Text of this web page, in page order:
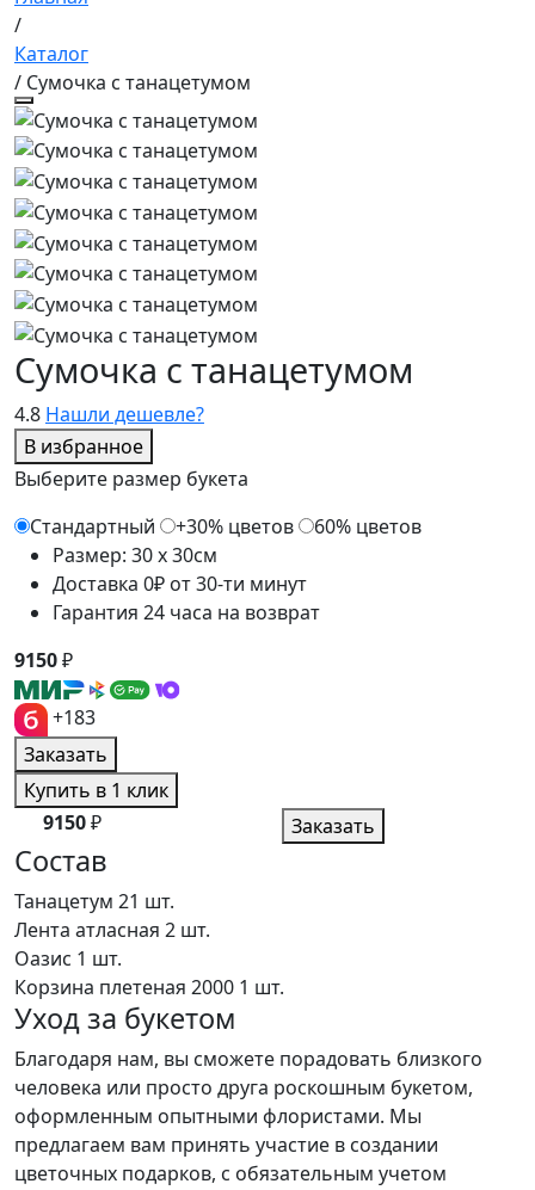
/
Каталог
/ Сумочка с танацетумом
4.8 Нашли дешевле?
В избранное
Сумочка с танацетумом
Выберите размер букета
Стандартный
+30% цветов
60% цветов
Размер: 30 x 30см
Доставка 0₽ от 30-ти минут
Гарантия 24 часа на возврат
9150₽
+183
Заказать
Купить в 1 клик
9150₽ Заказать
Состав
Танацетум 21 шт.
Лента атласная 2 шт.
Оазис 1 шт.
Корзина плетеная 2000 1 шт.
Уход за букетом
Благодаря нам, вы сможете порадовать близкого
человека или просто друга роскошным букетом,
оформленным опытными флористами. Мы
предлагаем вам принять участие в создании
цветочных подарков, с обязательным учетом